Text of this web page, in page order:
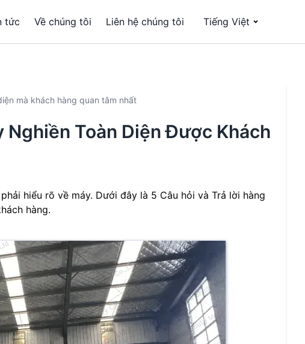
tức Về chúng tôi Liên hệ chúng tôi Tiếng Việt
mà khách hàng quan tâm nhất
Nghiền Toàn Diện Được Khách
hiểu rõ về máy. Dưới đây là 5 Câu hỏi và Trả lời hàng
hàng.